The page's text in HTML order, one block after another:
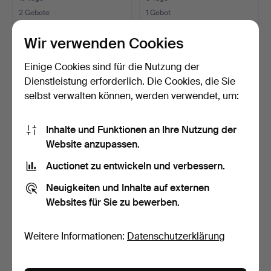
2 Gebote
1 Gebot
Zanfirico-Technik…
ARTHUR ZIRNSACK.
Skulptur…
19 Tage
Wir verwenden Cookies
Einige Cookies sind für die Nutzung der
Dienstleistung erforderlich. Die Cookies, die Sie
selbst verwalten können, werden verwendet, um:
Inhalte und Funktionen an Ihre Nutzung der
Website anzupassen.
Auctionet zu entwickeln und verbessern.
Neuigkeiten und Inhalte auf externen
Websites für Sie zu bewerben.
Weitere Informationen: Datenschutzerklärung